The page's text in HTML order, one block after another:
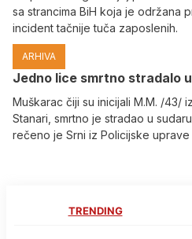
sa strancima BiH koja je održana
incident tačnije tuča zaposlenih.
ARHIVA
Јedno lice smrtno stradalo
Muškarac čiji su inicijali M.M. /43/
Stanari, smrtno je stradao u
rečeno je Srni iz Policijske uprave
TRENDING